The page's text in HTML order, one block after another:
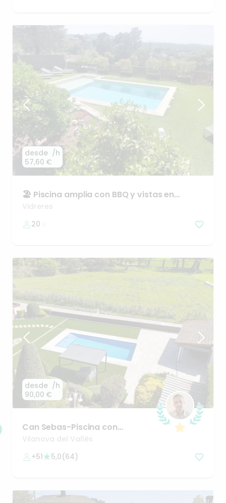
desde
57,60 €
/h
🏖 Piscina amplia con BBQy vistasen
Vidreres
Vidreres
20
desde
90,00 €
/h
Can Sebas-Piscina con
jardín+bbq+parque
Vilanova del Vallès
+51
5,0(64)